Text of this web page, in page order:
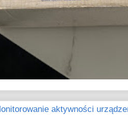
aktywności